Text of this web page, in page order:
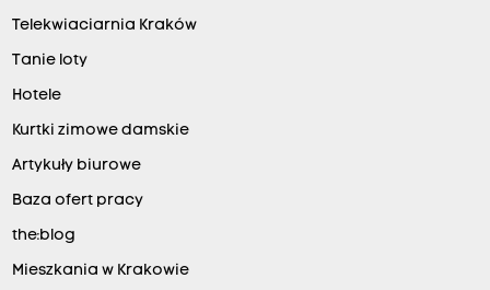
Telekwiaciarnia Kraków
Tanie loty
Hotele
Kurtki zimowe damskie
Artykuły biurowe
Baza ofert pracy
the:blog
Mieszkania w Krakowie